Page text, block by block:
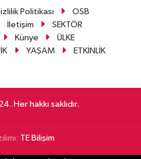
Politikası
OSB
İletişim
SEKTÖR
Künye
ÜLKE
YAŞAM ETKİNLİK
Her hakkı saklıdır.
TE Bilişim